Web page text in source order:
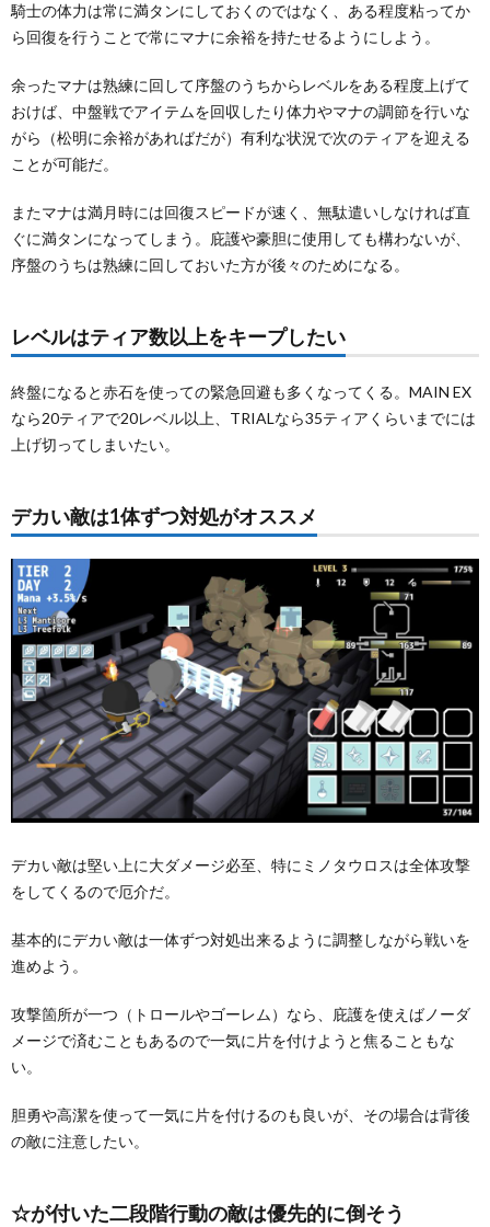
1.1.
レベル
ア数以
上をキ
ープし
たい
1.2.
敵は1
体ずつ
対処が
オスス
1.3.
☆が付
段階行
動の敵
的に倒
1.4.
☆のカ
ータイ
プに注
意！
1.5.
剣と盾
どちら
を優先
する？
1.6.
ドラゴ
ンの倒
し方
騎士の体力は常に満タンにしておくのではなく、ある程度粘ってか
ら回復を行うことで常にマナに余裕を持たせるようにしよう。
余ったマナは熟練に回して序盤のうちからレベルをある程度上げて
おけば、中盤戦でアイテムを回収したり体力やマナの調節を行いな
がら（松明に余裕があればだが）有利な状況で次のティアを迎える
ことが可能だ。
またマナは満月時には回復スピードが速く、無駄遣いしなければ直
ぐに満タンになってしまう。庇護や豪胆に使用しても構わないが、
序盤のうちは熟練に回しておいた方が後々のためになる。
レベルはティア数以上をキープしたい
終盤になると赤石を使っての緊急回避も多くなってくる。MAIN EX
なら20ティアで20レベル以上、TRIALなら35ティアくらいまでには
上げ切ってしまいたい。
デカい敵は1体ずつ対処がオススメ
デカい敵は堅い上に大ダメージ必至、特にミノタウロスは全体攻撃
をしてくるので厄介だ。
基本的にデカい敵は一体ずつ対処出来るように調整しながら戦いを
進めよう。
攻撃箇所が一つ（トロールやゴーレム）なら、庇護を使えばノーダ
メージで済むこともあるので一気に片を付けようと焦ることもな
い。
胆勇や高潔を使って一気に片を付けるのも良いが、その場合は背後
の敵に注意したい。
☆が付いた二段階行動の敵は優先的に倒そう